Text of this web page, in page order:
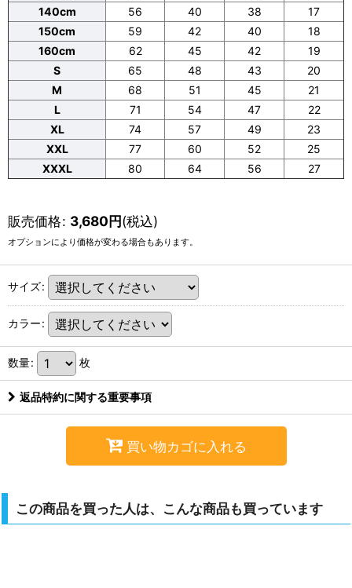
140cm
56 40 38
17
150cm
59 42 40
18
160cm
62 45 42
19
S
65 48 43
20
M
68 51 45
21
L
71 54 47
22
XL
74 57 49
23
XXL
77 60 52
25
XXXL
80 64 56 27
販売価格: 3,680円(税込)
オプションにより価格が変わる場合もあります。
サイズ:
カラー:
数量: 枚
返品特約に関する重要事項
買い物カゴに入れる
この商品を買った人は、こんな商品も買っています